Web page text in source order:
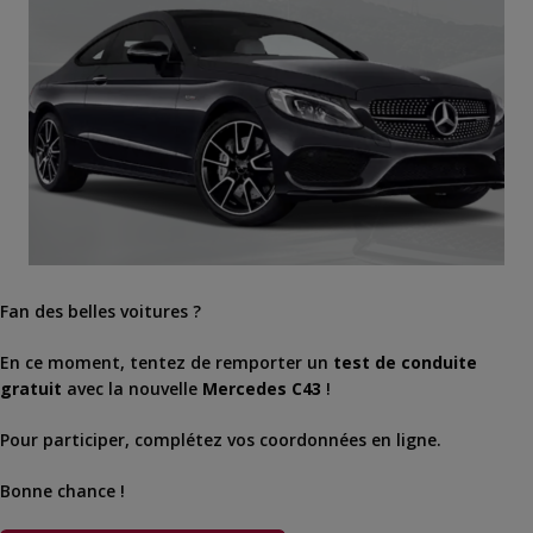
Fan des belles voitures ?
En ce moment, tentez de remporter un test de conduite
gratuit avec la nouvelle Mercedes C43 !
Pour participer, complétez vos coordonnées en ligne.
Bonne chance !